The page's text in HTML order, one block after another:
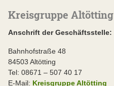
Kreisgruppe Altötting
Anschrift der Geschäftsstelle:
Bahnhofstraße 48
84503 Altötting
Tel: 08671 – 507 40 17
E-Mail: Kreisgruppe Altötting